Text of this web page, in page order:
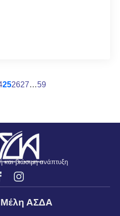
252627…59
και βιώσιμη ανάπτυξη
Μέλη ΑΣΔΑ